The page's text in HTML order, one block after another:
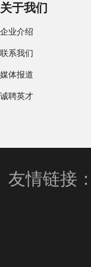
关于我们
企业介绍
联系我们
媒体报道
诚聘英才
友情链接：